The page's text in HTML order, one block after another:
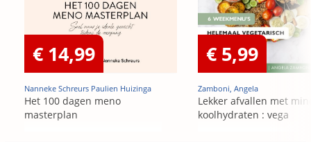
€ 14,99
Nanneke Schreurs Paulien Huizinga
Het 100 dagen meno
masterplan
€ 5,99
Zamboni, Angela
Lekker afvallen met
koolhydraten : vega